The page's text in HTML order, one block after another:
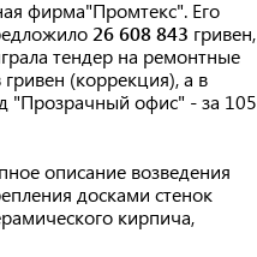
фирма"Промтекс". Его
26 608 843 гривен,
тендер на ремонтные
(коррекция), а в
"Прозрачный офис" - за 105
описание возведения
досками стенок
кирпича,